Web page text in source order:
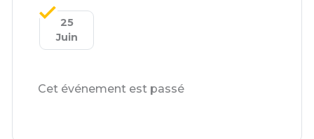
25
Juin
Cet événement est passé